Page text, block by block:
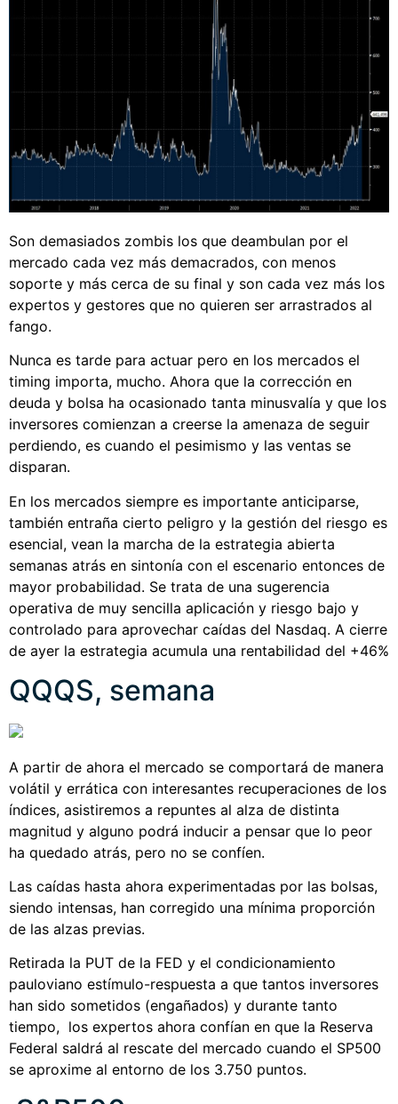
Son demasiados zombis los que deambulan por el
mercado cada vez más demacrados, con menos
soporte y más cerca de su final y son cada vez más los
expertos y gestores que no quieren ser arrastrados al
fango.
Nunca es tarde para actuar pero en los mercados el
timing importa, mucho. Ahora que la corrección en
deuda y bolsa ha ocasionado tanta minusvalía y que los
inversores comienzan a creerse la amenaza de seguir
perdiendo, es cuando el pesimismo y las ventas se
disparan.
En los mercados siempre es importante anticiparse,
también entraña cierto peligro y la gestión del riesgo es
esencial, vean la marcha de la estrategia abierta
semanas atrás en sintonía con el escenario entonces de
mayor probabilidad. Se trata de una sugerencia
operativa de muy sencilla aplicación y riesgo bajo y
controlado para aprovechar caídas del Nasdaq. A cierre
de ayer la estrategia acumula una rentabilidad del +46%
QQQS, semana
A partir de ahora el mercado se comportará de manera
volátil y errática con interesantes recuperaciones de los
índices, asistiremos a repuntes al alza de distinta
magnitud y alguno podrá inducir a pensar que lo peor
ha quedado atrás, pero no se confíen.
Las caídas hasta ahora experimentadas por las bolsas,
siendo intensas, han corregido una mínima proporción
de las alzas previas.
Retirada la PUT de la FED y el condicionamiento
pauloviano estímulo-respuesta a que tantos inversores
han sido sometidos (engañados) y durante tanto
tiempo, los expertos ahora confían en que la Reserva
Federal saldrá al rescate del mercado cuando el SP500
se aproxime al entorno de los 3.750 puntos.